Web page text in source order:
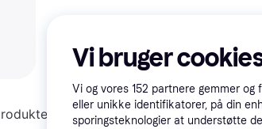
Specifikationer
Vi bruger
Vi og vores 152 partnere gemmer og
eller unikke identifikatorer, på din
sporingsteknologier at understøtte